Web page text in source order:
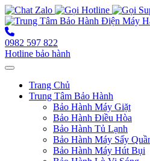
0982 597 822
Hotline bảo hành
Toggle navigation
Trang Chủ
Trung Tâm Bảo Hành
Bảo Hành Máy Giặt
Bảo Hành Điều Hòa
Bảo Hành Tủ Lạnh
Bảo Hành Máy Sấy
Bảo Hành Máy Hút Bụi